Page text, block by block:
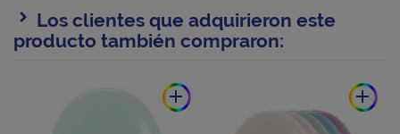
Los clientes que adquirieron este
producto también compraron:
add add